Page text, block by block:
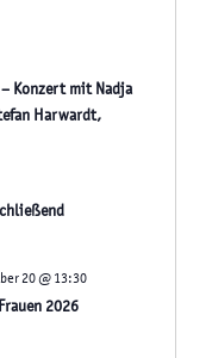
Konzert mit Nadja
Harwardt,
20 @ 13:30
2026